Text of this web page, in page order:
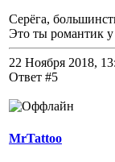
Серёга,
Это ты романтик у
22 Ноября 2018,
Ответ #5
MrTattoo